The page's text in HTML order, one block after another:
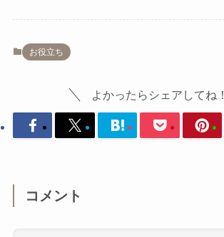
お役立ち
よかったらシェアしてね！
コメント